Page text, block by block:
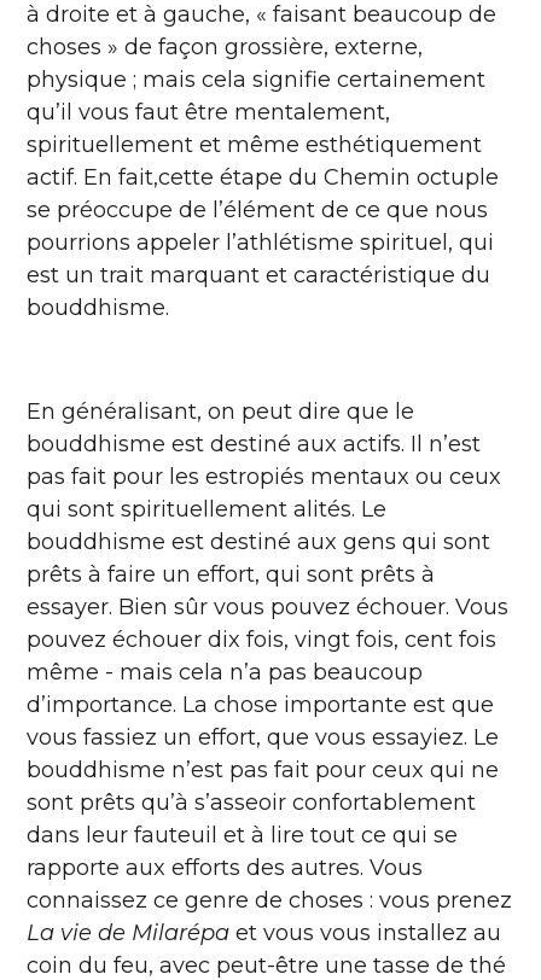
à droite et à gauche, « faisant beaucoup de
choses » de façon grossière, externe,
physique ; mais cela signifie certainement
qu’il vous faut être mentalement,
spirituellement et même esthétiquement
actif. En fait,cette étape du Chemin octuple
se préoccupe de l’élément de ce que nous
pourrions appeler l’athlétisme spirituel, qui
est un trait marquant et caractéristique du
bouddhisme.
En généralisant, on peut dire que le
bouddhisme est destiné aux actifs. Il n’est
pas fait pour les estropiés mentaux ou ceux
qui sont spirituellement alités. Le
bouddhisme est destiné aux gens qui sont
prêts à faire un effort, qui sont prêts à
essayer. Bien sûr vous pouvez échouer. Vous
pouvez échouer dix fois, vingt fois, cent fois
même - mais cela n’a pas beaucoup
d’importance. La chose importante est que
vous fassiez un effort, que vous essayiez. Le
bouddhisme n’est pas fait pour ceux qui ne
sont prêts qu’à s’asseoir confortablement
dans leur fauteuil et à lire tout ce qui se
rapporte aux efforts des autres. Vous
connaissez ce genre de choses : vous prenez
La vie de Milarépa et vous vous installez au
coin du feu, avec peut-être une tasse de thé